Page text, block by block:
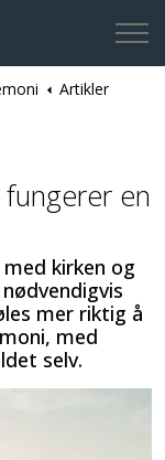
Ta kontaktArtikler
fungerer en
kirken og
mer riktig å
med
selv.